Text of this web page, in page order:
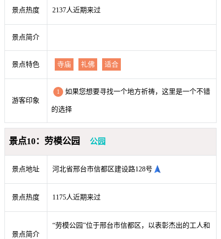
景点热度 2137人近期来过
景点简介
景点特色 寺庙 礼佛 适合
游客印象
1 如果您想要寻找一个地方祈祷，这里是一个不错
的选择
景点10：劳模公园 公园
景点地址 河北省邢台市信都区建设路128号
景点热度 1175人近期来过
景点简介
“劳模公园”位于邢台市信都区，以表彰杰出的工人和